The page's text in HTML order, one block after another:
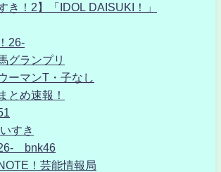
き！2】「IDOL DAISUKI！」
26-
グランプリ
ーマンT・子なし
とめ速報！
すき
bnk46
！芸能情報局